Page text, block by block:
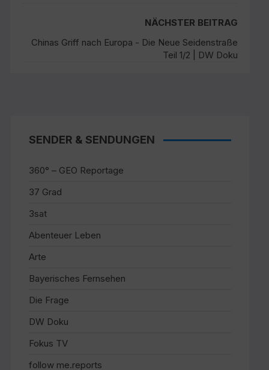
NÄCHSTER BEITRAG
Chinas Griff nach Europa - Die Neue Seidenstraße
Teil 1/2 | DW Doku
SENDER & SENDUNGEN
360° – GEO Reportage
37 Grad
3sat
Abenteuer Leben
Arte
Bayerisches Fernsehen
Die Frage
DW Doku
Fokus TV
follow me.reports